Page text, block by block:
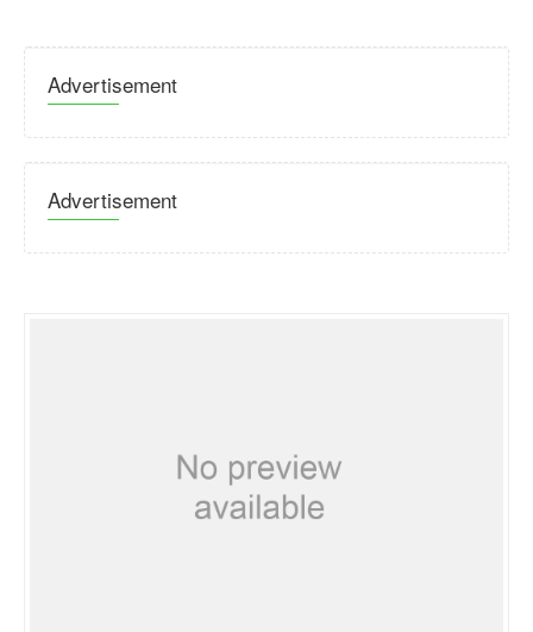
Advertisement
Advertisement